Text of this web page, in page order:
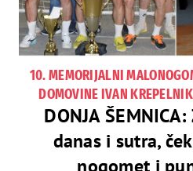
10. MEMORIJALNI
DOMOVINE IVAN
DONJA
danas i sutra,
nogomet i